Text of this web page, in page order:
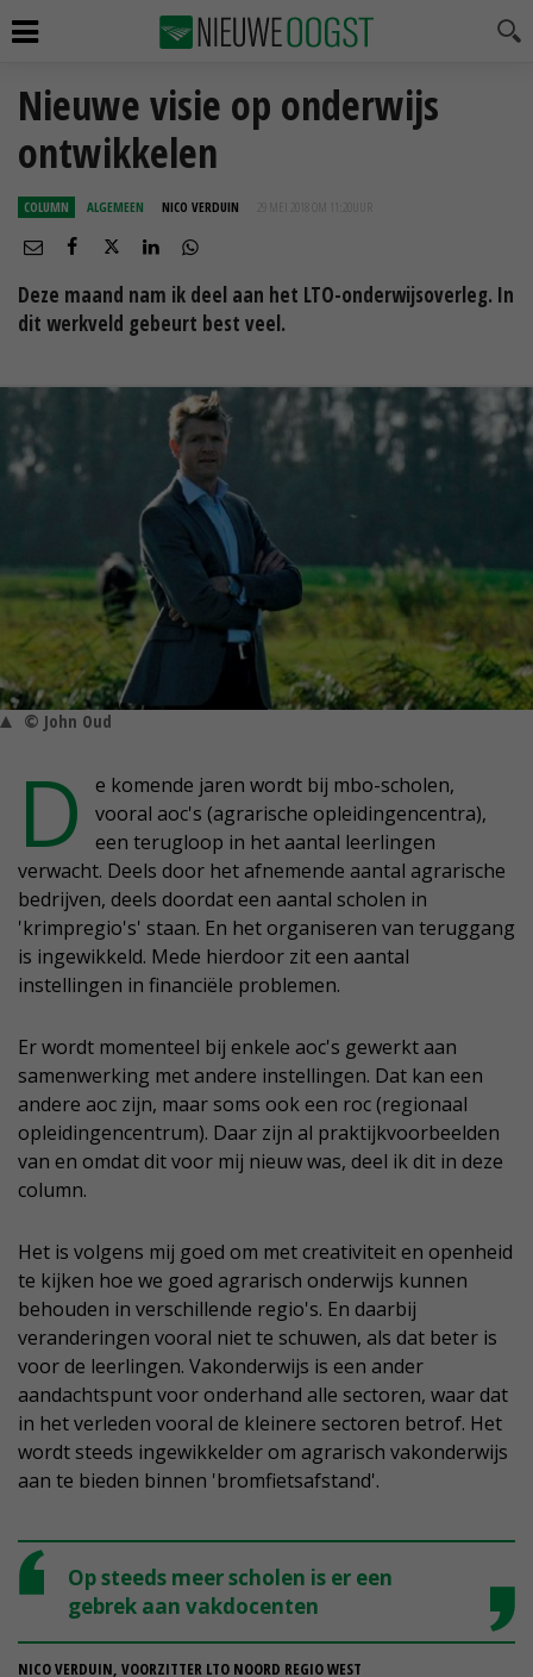
Nieuwe visie op onderwijs
ontwikkelen
COLUMN ALGEMEEN NICO VERDUIN 29 MEI 2018 OM 11:20
Deze maand nam ik deel aan het LTO-onderwijsoverleg. In
dit werkveld gebeurt best veel.
© John Oud
D
e komende jaren wordt bij mbo-scholen,
vooral aoc's (agrarische opleidingencentra),
een terugloop in het aantal leerlingen
verwacht. Deels door het afnemende aantal agrarische
bedrijven, deels doordat een aantal scholen in
'krimpregio's' staan. En het organiseren van teruggang
is ingewikkeld. Mede hierdoor zit een aantal
instellingen in financiële problemen.
Er wordt momenteel bij enkele aoc's gewerkt aan
samenwerking met andere instellingen. Dat kan een
andere aoc zijn, maar soms ook een roc (regionaal
opleidingencentrum). Daar zijn al praktijkvoorbeelden
van en omdat dit voor mij nieuw was, deel ik dit in deze
column.
Het is volgens mij goed om met creativiteit en openheid
te kijken hoe we goed agrarisch onderwijs kunnen
behouden in verschillende regio's. En daarbij
veranderingen vooral niet te schuwen, als dat beter is
voor de leerlingen. Vakonderwijs is een ander
aandachtspunt voor onderhand alle sectoren, waar dat
in het verleden vooral de kleinere sectoren betrof. Het
wordt steeds ingewikkelder om agrarisch vakonderwijs
aan te bieden binnen 'bromfietsafstand'.
Op steeds meer scholen is er een
gebrek aan vakdocenten
NICO VERDUIN, VOORZITTER LTO NOORD REGIO WEST